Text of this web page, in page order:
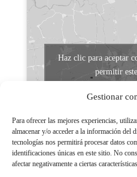
Gestionar
Para ofrecer las mejores experiencias,
almacenar y/o acceder a la información del
tecnologías nos permitirá procesar datos
identificaciones únicas en este sitio. No
afectar negativamente a ciertas
Haz clic para aceptar
permitir
Aviso legal